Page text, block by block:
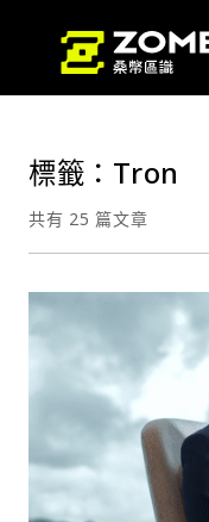
標籤：Tron
共有 25 篇文章